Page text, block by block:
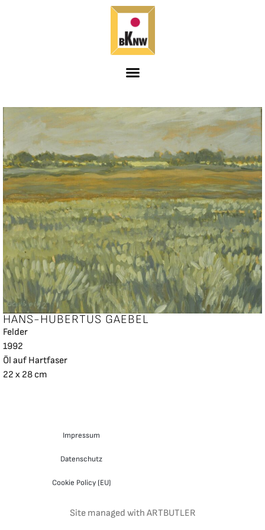
HANS-HUBERTUS GAEBEL
Felder
1992
Öl auf Hartfaser
22 x 28 cm
Impressum
Datenschutz
Cookie Policy (EU)
Site managed with ARTBUTLER